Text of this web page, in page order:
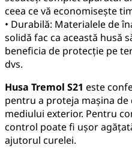
ceea ce vă economisește
• Durabilă: Materialele de
solidă fac ca această husă
beneficia de protecție pe
dvs.
Husa Tremol S21 este
pentru a proteja mașina
mediului exterior. Pentru
control poate fi ușor
ajutorul curelei.